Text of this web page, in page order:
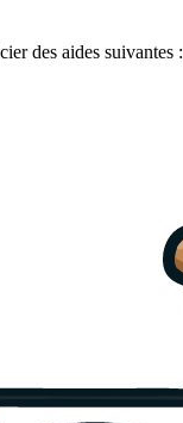
des aides suivantes :